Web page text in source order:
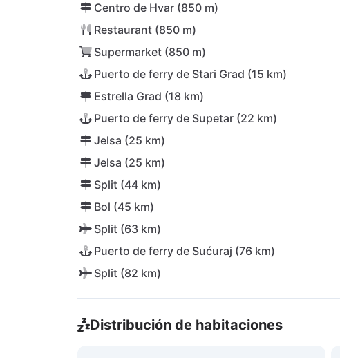
Centro de Hvar (850 m)
Restaurant (850 m)
Supermarket (850 m)
Puerto de ferry de Stari Grad (15 km)
Estrella Grad (18 km)
Puerto de ferry de Supetar (22 km)
Jelsa (25 km)
Jelsa (25 km)
Split (44 km)
Bol (45 km)
Split (63 km)
Puerto de ferry de Sućuraj (76 km)
Split (82 km)
Distribución de habitaciones